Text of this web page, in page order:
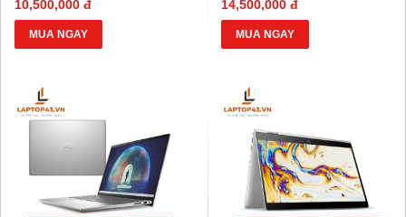
BLX hoặc hộ khẩu gốc )
Giảm 20%khi nâng cấp Ram-
SSD
10.000 Voucher Giảm
Giá 500.000đ
10,500,000 đ
MUA NGAY
BLX hoặc hộ khẩu gốc )
Giảm 20%khi nâng cấp Ram-
SSD
10.000 Voucher Giảm
Giá 500.000đ
14,500,000 đ
MUA NGAY